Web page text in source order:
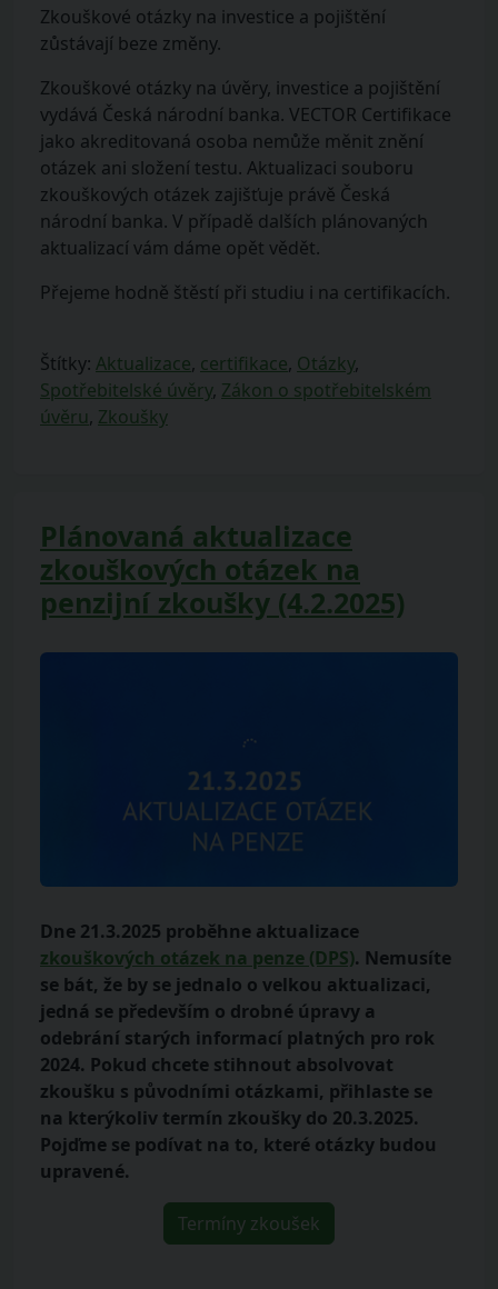
Zkouškové otázky na investice a pojištění
zůstávají beze změny.
Zkouškové otázky na úvěry, investice a pojištění
vydává Česká národní banka. VECTOR Certifikace
jako akreditovaná osoba nemůže měnit znění
otázek ani složení testu. Aktualizaci souboru
zkouškových otázek zajišťuje právě Česká
národní banka. V případě dalších plánovaných
aktualizací vám dáme opět vědět.
Přejeme hodně štěstí při studiu i na certifikacích.
Štítky: Aktualizace, certifikace, Otázky,
Spotřebitelské úvěry, Zákon o spotřebitelském
úvěru, Zkoušky
Plánovaná aktualizace
zkouškových otázek na
penzijní zkoušky (4.2.2025)
Dne 21.3.2025 proběhne aktualizace
zkouškových otázek na penze (DPS). Nemusíte
se bát, že by se jednalo o velkou aktualizaci,
jedná se především o drobné úpravy a
odebrání starých informací platných pro rok
2024. Pokud chcete stihnout absolvovat
zkoušku s původními otázkami, přihlaste se
na kterýkoliv termín zkoušky do 20.3.2025.
Pojďme se podívat na to, které otázky budou
upravené.
Termíny zkoušek